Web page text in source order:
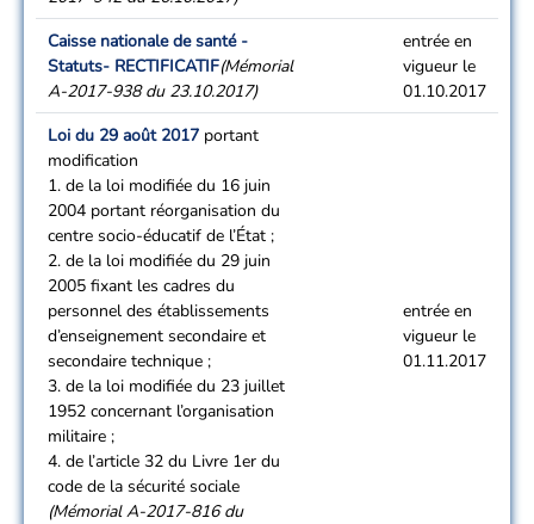
Caisse nationale de santé -
Statuts- RECTIFICATIF(Mémorial
A-2017-938 du 23.10.2017)
entrée en
vigueur le
01.10.2017
Loi du 29 août 2017 portant
modification
1. de la loi modifiée du 16 juin
2004 portant réorganisation du
centre socio-éducatif de l’État ;
2. de la loi modifiée du 29 juin
2005 fixant les cadres du
personnel des établissements
d’enseignement secondaire et
secondaire technique ;
3. de la loi modifiée du 23 juillet
1952 concernant l’organisation
militaire ;
4. de l’article 32 du Livre 1er du
code de la sécurité sociale
(Mémorial A-2017-816 du
entrée en
vigueur le
01.11.2017